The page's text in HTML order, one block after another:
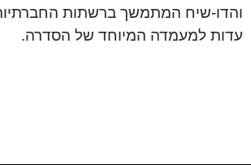
והדו-שיח המתמשך ברשתות
עדות למעמדה המיוחד של הסדרה.